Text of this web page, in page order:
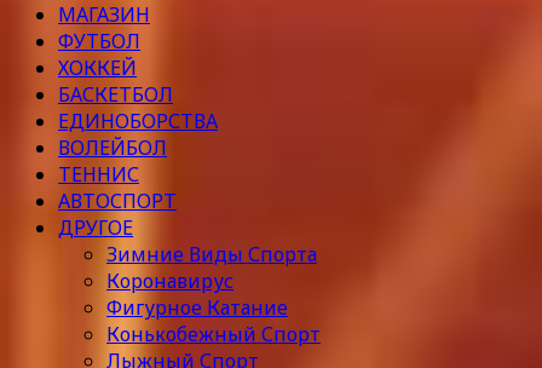
МАГАЗИН
ФУТБОЛ
ХОККЕЙ
БАСКЕТБОЛ
ЕДИНОБОРСТВА
ВОЛЕЙБОЛ
ТЕННИС
АВТОСПОРТ
ДРУГОЕ
Зимние Виды Спорта
Коронавирус
Фигурное Катание
Конькобежный Спорт
Лыжный Спорт